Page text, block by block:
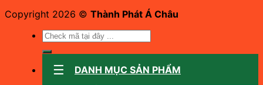
Copyright 2026 © Thành Phát Á Châu
Tìm
DANH MỤC SẢN PHẨM